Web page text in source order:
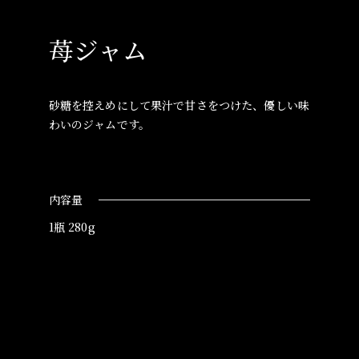
苺ジャム
砂糖を控えめにして果汁で甘さをつけた、優しい味
わいのジャムです。
内容量
1瓶 280g